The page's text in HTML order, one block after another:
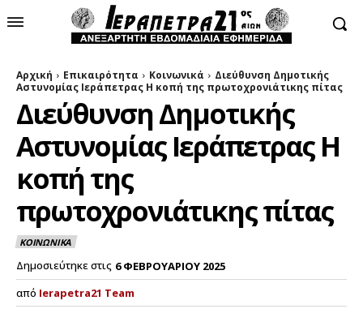
Αρχική Επικαιρότητα Κοινωνικά
Διεύθυνση Δημοτικής
Αστυνομίας Ιεράπετρας Η κοπή της πρωτοχρονιάτικης πίτας
Διεύθυνση Δημοτικής
Αστυνομίας Ιεράπετρας Η
κοπή της
πρωτοχρονιάτικης πίτας
ΚΟΙΝΩΝΙΚΑ
Δημοσιεύτηκε στις 6 ΦΕΒΡΟΥΑΡΙΟΥ 2025
από Ierapetra21 Team